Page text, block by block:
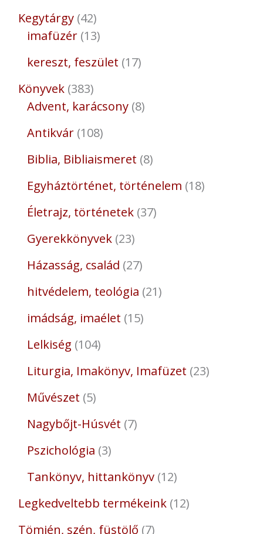
Kegytárgy 42
imafüzér 13
kereszt, feszület 17
Könyvek 383
Advent, karácsony 8
Antikvár 108
Biblia, Bibliaismeret 8
Egyháztörténet, történelem 18
Életrajz, történetek 37
Gyerekkönyvek 23
Házasság, család 27
hitvédelem, teológia 21
imádság, imaélet 15
Lelkiség 104
Liturgia, Imakönyv, Imafüzet 23
Művészet 5
Nagybőjt-Húsvét 7
Pszichológia 3
Tankönyv, hittankönyv 12
Legkedveltebb termékeink 12
Tömjén, szén, füstölő 7